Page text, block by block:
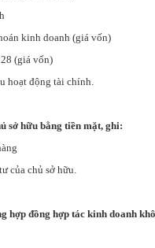
doanh (giá vốn)
vốn)
động tài chính.
sở hữu bằng tiền mặt, ghi:
chủ sở hữu.
hợp đồng hợp tác kinh doanh